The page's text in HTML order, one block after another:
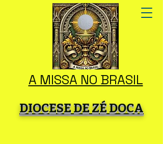
A MISSA NO BRASIL
DIOCESE DE ZÉ DOCA